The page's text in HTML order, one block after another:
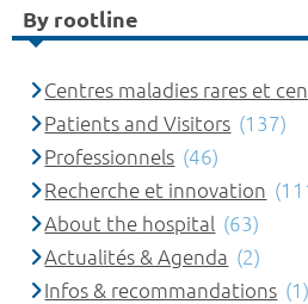
By rootline
Centres maladies rares et
Patients and Visitors (137)
Professionnels (46)
Recherche et innovation
About the hospital (63)
Actualités & Agenda (2)
Infos & recommandations (1)